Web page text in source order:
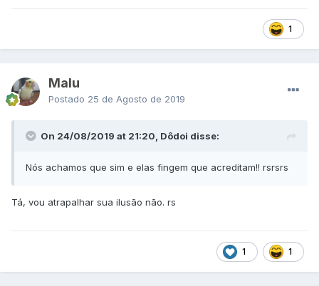
1
Malu
Postado 25 de Agosto de 2019
On 24/08/2019 at 21:20, Dôdoi disse:
Nós achamos que sim e elas fingem que acreditam!! rsrsrs
Tá, vou atrapalhar sua ilusão não. rs
1 1